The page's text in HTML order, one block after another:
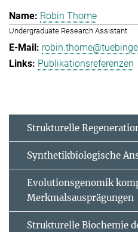
Robin Thome
Undergraduate Research Assistant
Publikationsreferenzen
Strukturelle
Synthetikbiologische
Evolutionsgenomik
Merkmalsausprägungen
Strukturelle Biochemie